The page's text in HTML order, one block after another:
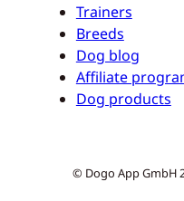
Trainers
Breeds
Dog blog
Affiliate
Dog products
© Dogo App GmbH